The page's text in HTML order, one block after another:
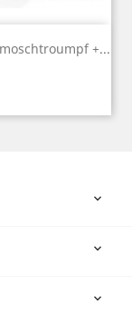
+...


